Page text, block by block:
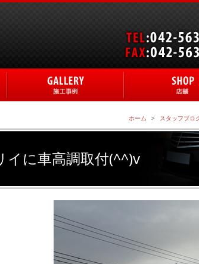
ホーム スタッフブロ
イに車高調取付(^^)v